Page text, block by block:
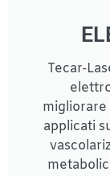
Tecar-
migliorare
applicati